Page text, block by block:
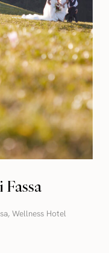
,Wellness Hotel